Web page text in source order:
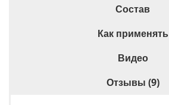
Состав
Как применять
Видео
Отзывы (9)